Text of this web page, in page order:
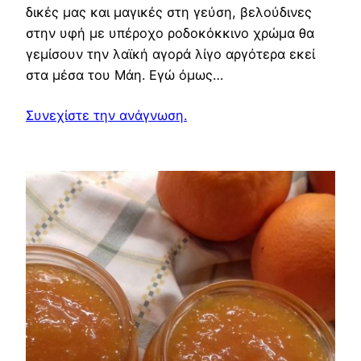
δικές μας και μαγικές στη γεύση, βελούδινες
στην υφή με υπέροχο ροδοκόκκινο χρώμα θα
γεμίσουν την λαϊκή αγορά λίγο αργότερα εκεί
στα μέσα του Μάη. Εγώ όμως…
Συνεχίστε την ανάγνωση.